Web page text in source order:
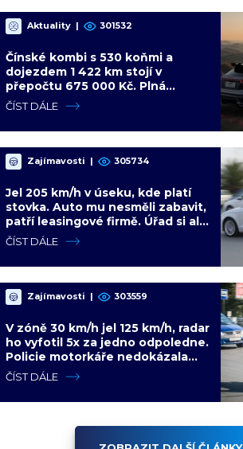
Aktuality | 301532
Čínské kombi s 530 koňmi a
dojezdem 1 422 km stojí v
přepočtu 675 000 Kč. Plná
výbava je v ceně, VW a BMW mají
problém
ČÍST DÁLE
Zajímavosti | 305734
Jel 205 km/h v úseku, kde platí
stovka. Auto mu nesměli zabavit,
patří leasingové firmě. Úřad si ale
poradil jinak
ČÍST DÁLE
Zajímavosti | 303559
V zóně 30 km/h jel 125 km/h, radar
ho vyfotil 5x za jedno odpoledne.
Policie motorkáře nedokázala
zastavit
ČÍST DÁLE